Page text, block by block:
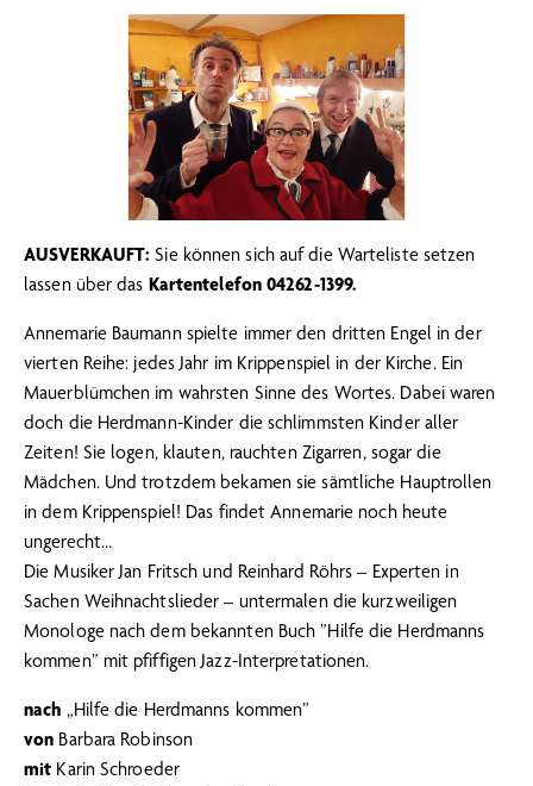
AUSVERKAUFT: Sie können sich auf die Warteliste setzen
lassen über das Kartentelefon 04262-1399.
Annemarie Baumann spielte immer den dritten Engel in der
vierten Reihe: jedes Jahr im Krippenspiel in der Kirche. Ein
Mauerblümchen im wahrsten Sinne des Wortes. Dabei waren
doch die Herdmann-Kinder die schlimmsten Kinder aller
Zeiten! Sie logen, klauten, rauchten Zigarren, sogar die
Mädchen. Und trotzdem bekamen sie sämtliche Hauptrollen
in dem Krippenspiel! Das findet Annemarie noch heute
ungerecht…
Die Musiker Jan Fritsch und Reinhard Röhrs – Experten in
Sachen Weihnachtslieder – untermalen die kurzweiligen
Monologe nach dem bekannten Buch ”Hilfe die Herdmanns
kommen” mit pfiffigen Jazz-Interpretationen.
nach „Hilfe die Herdmanns kommen”
von Barbara Robinson
mit Karin Schroeder